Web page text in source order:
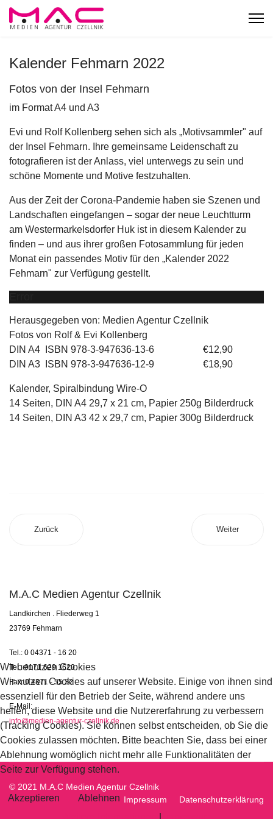
Kalender Fehmarn 2022
Fotos von der Insel Fehmarn
im Format A4 und A3
Evi und Rolf Kollenberg sehen sich als „Motivsammler" auf
der Insel Fehmarn. Ihre gemeinsame Leidenschaft zu
fotografieren ist der Anlass, viel unterwegs zu sein und
schöne Momente und Motive festzuhalten.
Aus der Zeit der Corona-Pandemie haben sie Szenen und
Landschaften eingefangen – sogar der neue Leuchtturm
am Westermarkelsdorfer Huk ist in diesem Kalender zu
finden – und aus ihrer großen Fotosammlung für jeden
Monat ein passendes Motiv für den „Kalender 2022
Fehmarn" zur Verfügung gestellt.
Herausgegeben von: Medien Agentur Czellnik
Fotos von Rolf & Evi Kollenberg
DIN A4 ISBN 978-3-947636-13-6 €12,90
DIN A3 ISBN 978-3-947636-12-9 €18,90
Kalender, Spiralbindung Wire-O
14 Seiten, DIN A4 29,7 x 21 cm, Papier 250g Bilderdruck
14 Seiten, DIN A3 42 x 29,7 cm, Papier 300g Bilderdruck
Zurück Weiter
M.A.C Medien Agentur Czellnik
Landkirchen . Fliederweg 1
23769 Fehmarn
Tel.: 0 04371 - 16 20
Tel.: 0171 629 1620
Fax: 0 4371 - 55 32
E-Mail:
info@medien-agentur-czellnik.de
© 2021 M.A.C Medien Agentur Czellnik
Impressum
Datenschutzerklärung
Wir benutzen Cookies
Wir nutzen Cookies auf unserer Website. Einige von ihnen sind
essenziell für den Betrieb der Seite, während andere uns
helfen, diese Website und die Nutzererfahrung zu verbessern
(Tracking Cookies). Sie können selbst entscheiden, ob Sie die
Cookies zulassen möchten. Bitte beachten Sie, dass bei einer
Ablehnung womöglich nicht mehr alle Funktionalitäten der
Seite zur Verfügung stehen.
Akzeptieren
Ablehnen